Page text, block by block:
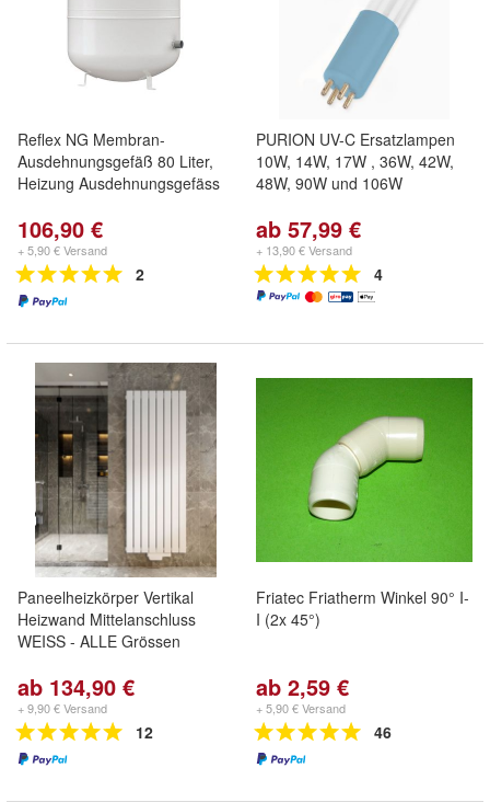
Reflex NG Membran-
Ausdehnungsgefäß 80 Liter,
Heizung Ausdehnungsgefäss
106,90 €
+ 5,90 € Versand
2
PURION UV-C Ersatzlampen
10W, 14W, 17W , 36W, 42W,
48W, 90W und 106W
ab 57,99 €
+ 13,90 € Versand
4
Paneelheizkörper Vertikal
Heizwand Mittelanschluss
WEISS - ALLE Grössen
ab 134,90 €
+ 9,90 € Versand
12
Friatec Friatherm Winkel 90° I-
I (2x 45°)
ab 2,59 €
+ 5,90 € Versand
46